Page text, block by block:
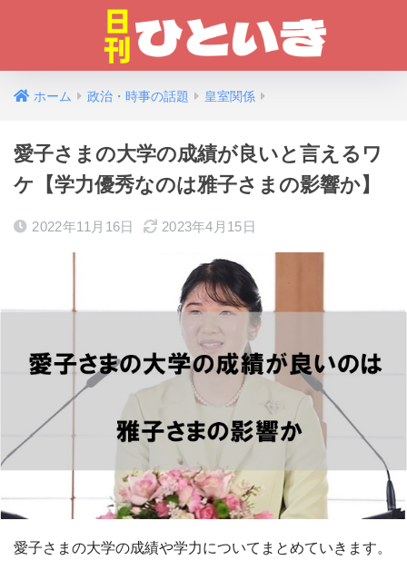
ホーム 政治・時事の話題 皇室関係
愛子さまの大学の成績が良いと言えるワ
ケ【学力優秀なのは雅子さまの影響か】
2022年11月16日 2023年4月15日
愛子さまの大学の成績や学力についてまとめていきます。